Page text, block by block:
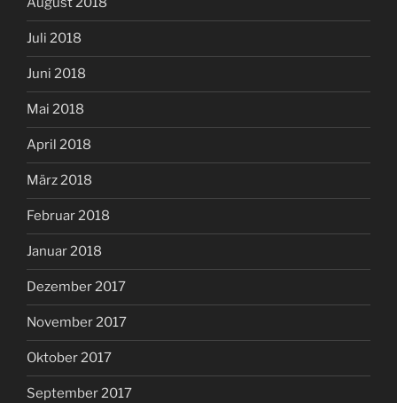
Juli 2018
Juni 2018
Mai 2018
April 2018
März 2018
Februar 2018
Januar 2018
Dezember 2017
November 2017
Oktober 2017
September 2017